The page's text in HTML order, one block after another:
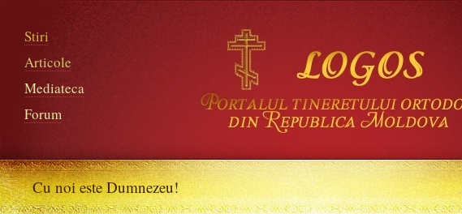
Stiri
Articole
Mediateca
Forum
Cu noi este Dumnezeu!